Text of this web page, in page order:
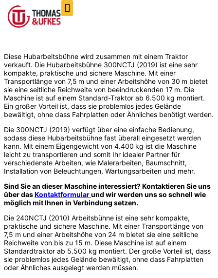
Diese Hubarbeitsbühne wird zusammen mit einem Traktor
verkauft. Die Hubarbeitsbühne 300NCTJ (2019) ist eine sehr
kompakte, praktische und sichere Maschine. Mit einer
Transportlänge von 7,5 m und einer Arbeitshöhe von 30 m bietet
sie eine seitliche Reichweite von beeindruckenden 17 m. Die
Maschine ist auf einem Standard-Traktor ab 6.500 kg montiert.
Ein großer Vorteil ist, dass sie problemlos jedes Gelände
bewältigt, ohne dass Fahrplatten oder Ähnliches benötigt werden.
Die 300NCTJ (2019) verfügt über eine einfache Bedienung,
sodass diese Hubarbeitsbühne fast überall eingesetzt werden
kann. Mit einem Eigengewicht von 4.400 kg ist die Maschine
leicht zu transportieren und somit Ihr idealer Partner für
verschiedenste Arbeiten, wie Malerarbeiten, Baumschnitt,
Installation von Beleuchtungen, Wartungsarbeiten und mehr.
Sind Sie an dieser Maschine interessiert? Kontaktieren Sie uns
über dasKontaktformularund wir werden uns so schnell wie
möglich mit Ihnen in Verbindung setzen.
Die 240NCTJ (2010) Arbeitsbühne ist eine sehr kompakte,
praktische und sichere Maschine. Mit einer Transportlänge von
7,5 m und einer Arbeitshöhe von 24 m bietet sie eine seitliche
Reichweite von bis zu 15 m. Diese Maschine ist auf einem
Standardtraktor ab 5.500 kg montiert. Der große Vorteil ist, dass
sie problemlos jedes Gelände bewältigt, ohne dass Fahrplatten
oder Ähnliches ausgelegt werden müssen.